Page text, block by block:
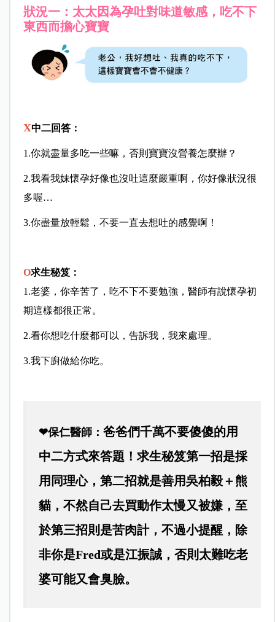
狀況一：太太因為孕吐對味道敏感，吃不下
東西而擔心寶寶
X中二回答：
1.你就盡量多吃一些嘛，否則寶寶沒營養怎麼辦？
2.我看我妹懷孕好像也沒吐這麼嚴重啊，你好像狀況很
多喔…
3.你盡量放輕鬆，不要一直去想吐的感覺啊！
O求生秘笈：
1.老婆，你辛苦了，吃不下不要勉強，醫師有說懷孕初
期這樣都很正常。
2.看你想吃什麼都可以，告訴我，我來處理。
3.我下廚做給你吃。
❤保仁醫師： 爸爸們千萬不要傻傻的用
中二方式來答題！求生秘笈第一招是採
用同理心，第二招就是善用吳柏毅＋熊
貓，不然自己去買動作太慢又被嫌，至
於第三招則是苦肉計，不過小提醒，除
非你是Fred或是江振誠，否則太難吃老
婆可能又會臭臉。